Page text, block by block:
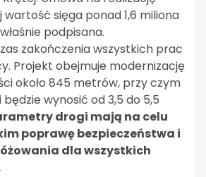
sięga ponad 1,6 miliona
podpisana.
zakończenia wszystkich prac
Projekt obejmuje modernizację
około 845 metrów, przy czym
wynosić od 3,5 do 5,5
drogi mają na celu
poprawę bezpieczeństwa i
dla wszystkich